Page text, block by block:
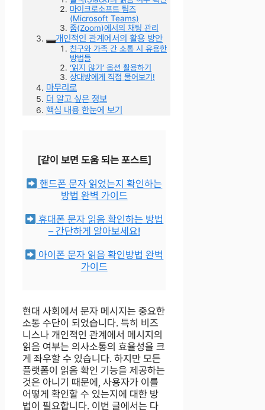
마이크로소프트 팀즈
(Microsoft Teams)
줌(Zoom)에서의 채팅 관리
개인적인 관계에서의 활용 방안
친구와 가족 간 소통 시 유용한
방법들
‘읽지 않기’ 옵션 활용하기
상대방에게 직접 물어보기!
마무리로
더 알고 싶은 정보
핵심 내용 한눈에 보기
[같이 보면 도움 되는 포스트]
핸드폰 문자 읽었는지 확인하는
방법 완벽 가이드
휴대폰 문자 읽음 확인하는 방법
– 간단하게 알아보세요!
아이폰 문자 읽음 확인방법 완벽
가이드
현대 사회에서 문자 메시지는 중요한
소통 수단이 되었습니다. 특히 비즈
니스나 개인적인 관계에서 메시지의
읽음 여부는 의사소통의 효율성을 크
게 좌우할 수 있습니다. 하지만 모든
플랫폼이 읽음 확인 기능을 제공하는
것은 아니기 때문에, 사용자가 이를
어떻게 확인할 수 있는지에 대한 방
법이 필요합니다. 이번 글에서는 다